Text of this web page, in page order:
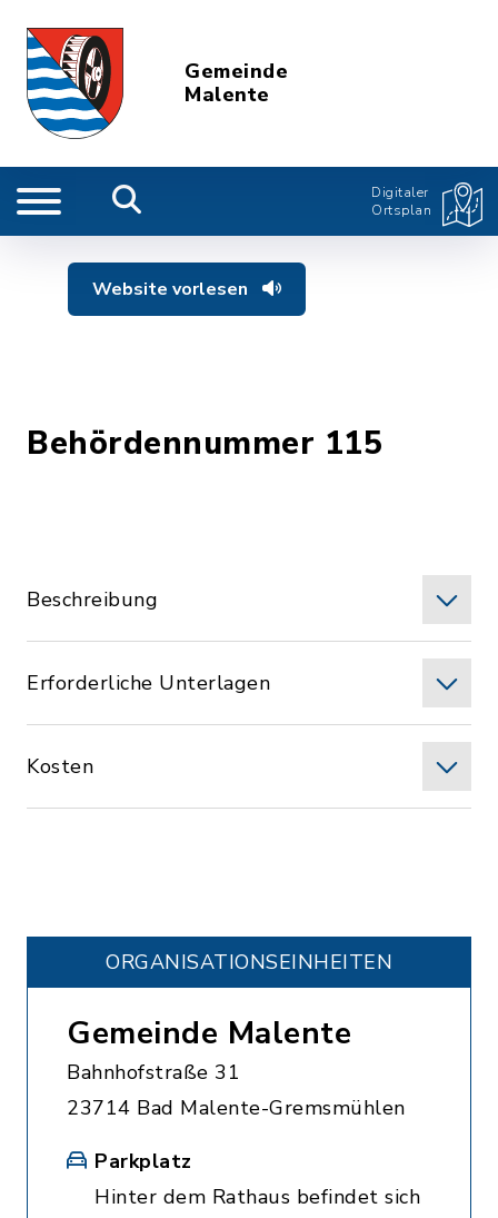
Gemeinde
Malente
Digitaler
Ortsplan
Website vorlesen
Behördennummer 115
Beschreibung
Erforderliche Unterlagen
Kosten
ORGANISATIONS­EINHEITEN
Gemeinde Malente
Bahnhofstraße 31
23714 Bad Malente-Gremsmühlen
Parkplatz
Hinter dem Rathaus befindet sich